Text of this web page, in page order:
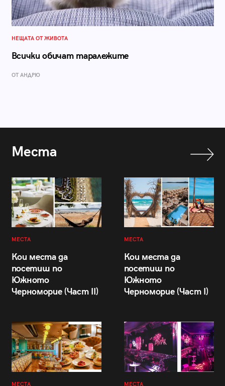
НЕЩАТА ОТ ЖИВОТА
Всички обичат таралежите
ОТ АНДРЮ
Места
МЕСТА
Кои места да
посетиш по
Южното
Черноморие (Част II)
МЕСТА
Кои места да
посетиш по
Южното
Черноморие (Част I)
МЕСТА МЕСТА